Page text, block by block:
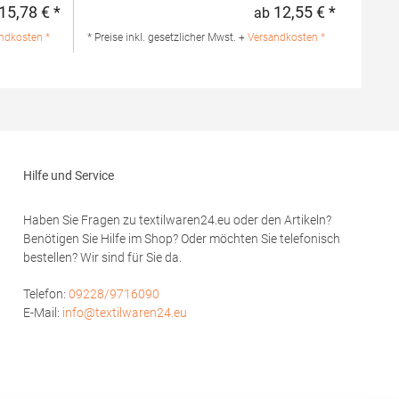
Regulärer Preis:
15,78 € *
*
Herausreißbares LabelPfegehinweis: 40 °C
waschbarBügeln erlaubtGrammatur: 210
Regulärer
ab 12,55 € *
* Preise inkl. gesetzlicher Mwst. + Versandkosten *
Hilfe und Service
Haben Sie Fragen zu textilwaren24.eu oder den Artikeln?
Benötigen Sie Hilfe im Shop? Oder möchten Sie telefonisch
bestellen? Wir sind für Sie da.
Telefon: 09228/9716090
E-Mail: info@textilwaren24.eu